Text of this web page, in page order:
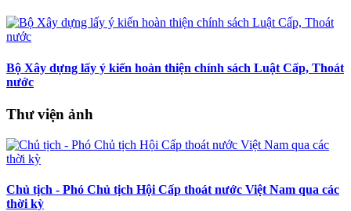
Bộ Xây dựng lấy ý kiến hoàn thiện chính sách Luật Cấp, Thoát
nước
Thư viện ảnh
Chủ tịch - Phó Chủ tịch Hội Cấp thoát nước Việt Nam qua các
thời kỳ